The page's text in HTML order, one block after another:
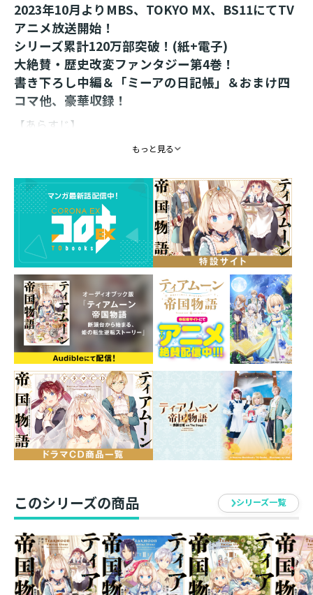
2023年10月よりMBS、TOKYO MX、BS11にてTV
アニメ放送開始！
シリーズ累計120万部突破！(紙+電子)
大絶賛・歴史改変ファンタジー第4巻！
書き下ろし中編＆「ミーアの日記帳」＆おまけ四
コマ他、豪華収録！
【あらすじ】
「姫殿下、その叡智で我が師を説得していただきたい」
孫娘ベルと、未来改変の一歩を踏み出した元わがまま姫
のミーア。帰国した彼女を待ち受けていたのは、忠臣の
無茶振りーー偏屈頑固な超変人賢者の説得だった！ 理
由を聞けば、ある公爵令嬢の妨害工作で、開校目前だっ
た聖ミーア学園の学園長候補が全員逃走。唯一の頼みの
綱はその師匠らしく......？
目指すは、来たる大飢饉に備えた「未来の天才児たちに
よる新種小麦の開発」。優秀な長を手に入れ、帝国に学
問の門戸を開くべく、叡智・ミーアが動き出す！
「こうなったら、わたくしが教鞭を取って差し上げます
わ！……あらアンヌ、なぜ止めますの？」
保身上等！ 自己中最強！ 小心者の自称敏腕教師が、孫娘
と運命に徹底抗戦する、歴史改変ファンタジー第４巻！
書き下ろし中編＆「ミーアの日記帳」＆おまけ四コマ
他、豪華収録！
もっと見る
このシリーズの商品 シリーズ一覧